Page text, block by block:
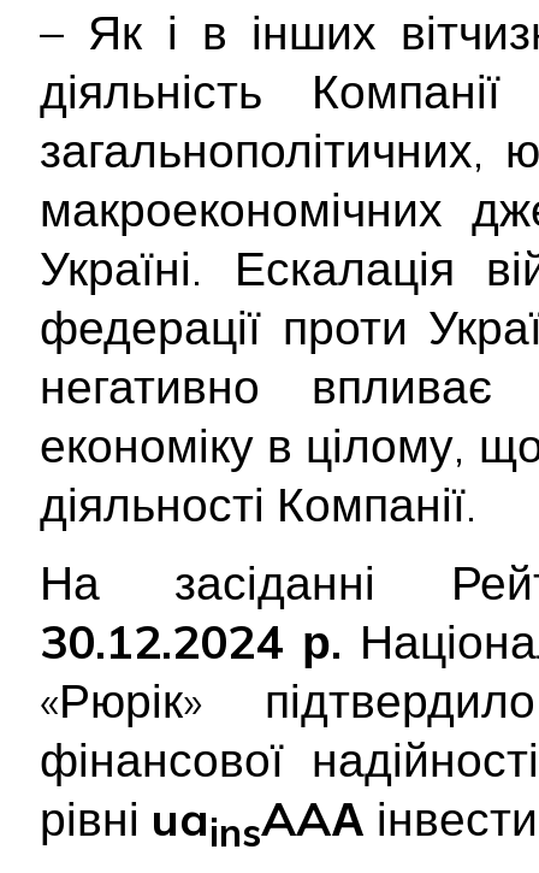
– Як і в інших
діяльність
загальнополітичних,
макроекономічних
Україні. Ескалація
федерації проти
негативно
економіку в цілому,
діяльності Компанії.
На засіданні
30.12.2024 р.
«Рюрік»
фінансової
рівні uainsAAА